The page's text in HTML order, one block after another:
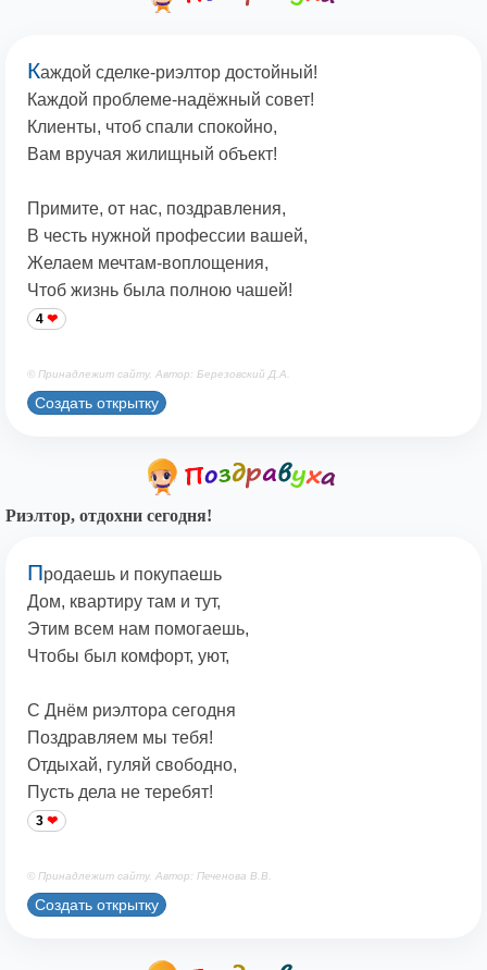
Каждой сделке-риэлтор достойный!
Каждой проблеме-надёжный совет!
Клиенты, чтоб спали спокойно,
Вам вручая жилищный объект!
Примите, от нас, поздравления,
В честь нужной профессии вашей,
Желаем мечтам-воплощения,
Чтоб жизнь была полною чашей!
4
© Принадлежит сайту. Автор: Березовский Д.А.
Создать открытку
Риэлтор, отдохни сегодня!
Продаешь и покупаешь
Дом, квартиру там и тут,
Этим всем нам помогаешь,
Чтобы был комфорт, уют,
С Днём риэлтора сегодня
Поздравляем мы тебя!
Отдыхай, гуляй свободно,
Пусть дела не теребят!
3
© Принадлежит сайту. Автор: Печенова В.В.
Создать открытку